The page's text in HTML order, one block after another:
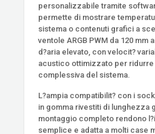
personalizzabile tramite
permette di mostrare
sistema o contenuti grafici a
ventole ARGB PWM da 120 mm
d?aria elevato, con velocit?
acustico ottimizzato per ridurre
complessiva del sistema.
L?ampia compatibilit? con i
in gomma rivestiti di lunghezza
montaggio completo rendono
semplice e adatta a molti case